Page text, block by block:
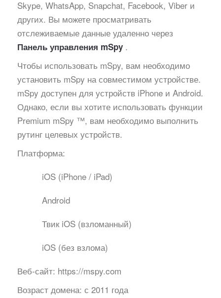
Skype, WhatsApp, Snapchat, Facebook, Viber и
других. Вы можете просматривать
отслеживаемые данные удаленно через
Панель управления mSpy .
Чтобы использовать mSpy, вам необходимо
установить mSpy на совместимом устройстве.
mSpy доступен для устройств iPhone и Android.
Однако, если вы хотите использовать функции
Premium mSpy ™, вам необходимо выполнить
рутинг целевых устройств.
Платформа:
iOS (iPhone / iPad)
Android
Твик iOS (взломанный)
iOS (без взлома)
Веб-сайт: https://mspy.com
Возраст домена: с 2011 года